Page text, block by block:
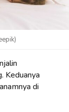
Keduanya
di